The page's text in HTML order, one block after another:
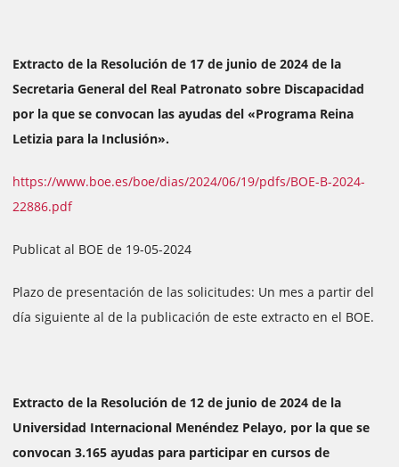
Extracto de la Resolución de 17 de junio de 2024 de la
Secretaria General del Real Patronato sobre Discapacidad
por la que se convocan las ayudas del «Programa Reina
Letizia para la Inclusión».
https://www.boe.es/boe/dias/2024/06/19/pdfs/BOE-B-2024-
22886.pdf
Publicat al BOE de 19-05-2024
Plazo de presentación de las solicitudes: Un mes a partir del
día siguiente al de la publicación de este extracto en el BOE.
Extracto de la Resolución de 12 de junio de 2024 de la
Universidad Internacional Menéndez Pelayo, por la que se
convocan 3.165 ayudas para participar en cursos de